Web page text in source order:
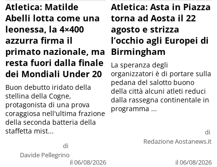
Atletica: Matilde
Abelli lotta come una
leonessa, la 4×400
azzurra firma il
primato nazionale, ma
resta fuori dalla finale
dei Mondiali Under 20
di
Davide Pellegrino
il 06/08/2026
Buon debutto iridato della
stellina della Cogne,
protagonista di una prova
coraggiosa nell'ultima frazione
della seconda batteria della
staffetta mist...
Atletica: Asta in Piazza
torna ad Aosta il 22
agosto e strizza
l’occhio agli Europei di
Birmingham
di
Redazione Aostanews.it
il 06/08/2026
La speranza degli
organizzatori è di portare sulla
pedana del salotto buono
della città alcuni atleti reduci
dalla rassegna continentale in
programma ...